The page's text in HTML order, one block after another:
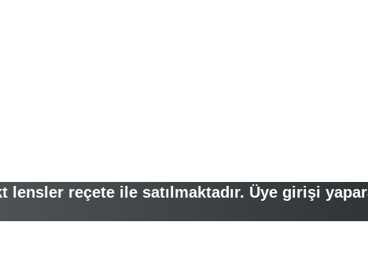
reçete ile satılmaktadır. Üye girişi